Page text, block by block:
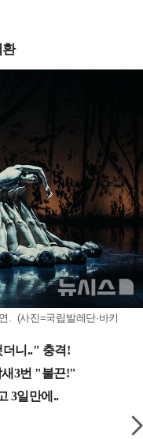
. (사진=국립발레단·바키